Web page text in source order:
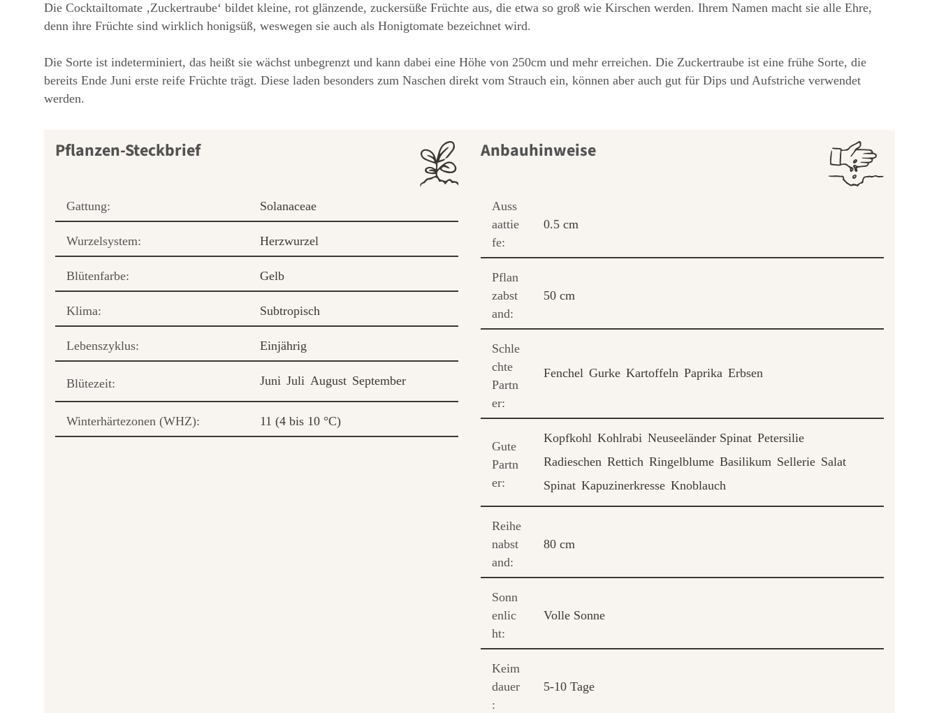
Die Cocktailtomate ‚Zuckertraube‘ bildet kleine, rot glänzende, zuckersüße Früchte aus, die etwa so groß wie Kirschen werden. Ihrem Namen macht sie alle Ehre,
denn ihre Früchte sind wirklich honigsüß, weswegen sie auch als Honigtomate bezeichnet wird.
Die Sorte ist indeterminiert, das heißt sie wächst unbegrenzt und kann dabei eine Höhe von 250cm und mehr erreichen. Die Zuckertraube ist eine frühe Sorte, die
bereits Ende Juni erste reife Früchte trägt. Diese laden besonders zum Naschen direkt vom Strauch ein, können aber auch gut für Dips und Aufstriche verwendet
werden.
Pflanzen-Steckbrief
Gattung: Solanaceae
Wurzelsystem: Herzwurzel
Blütenfarbe: Gelb
Klima: Subtropisch
Lebenszyklus: Einjährig
Blütezeit: Juni Juli August September
Winterhärtezonen (WHZ): 11 (4 bis 10 °C)
Anbauhinweise
Auss
aattie
fe:
0.5 cm
Pflan
zabst
and:
50 cm
Schle
chte
Partn
er:
Fenchel Gurke Kartoffeln Paprika Erbsen
Gute
Partn
er:
Kopfkohl Kohlrabi Neuseeländer Spinat Petersilie
Radieschen Rettich Ringelblume Basilikum Sellerie Salat
Spinat Kapuzinerkresse Knoblauch
Reihe
nabst
and:
80 cm
Sonn
enlic
ht:
Volle Sonne
Keim
dauer
:
5-10 Tage